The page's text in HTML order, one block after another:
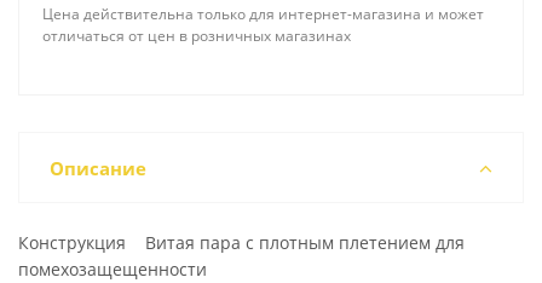
Цена действительна только для интернет-магазина и может
отличаться от цен в розничных магазинах
Описание
Конструкция Витая пара с плотным плетением для
помехозащещенности